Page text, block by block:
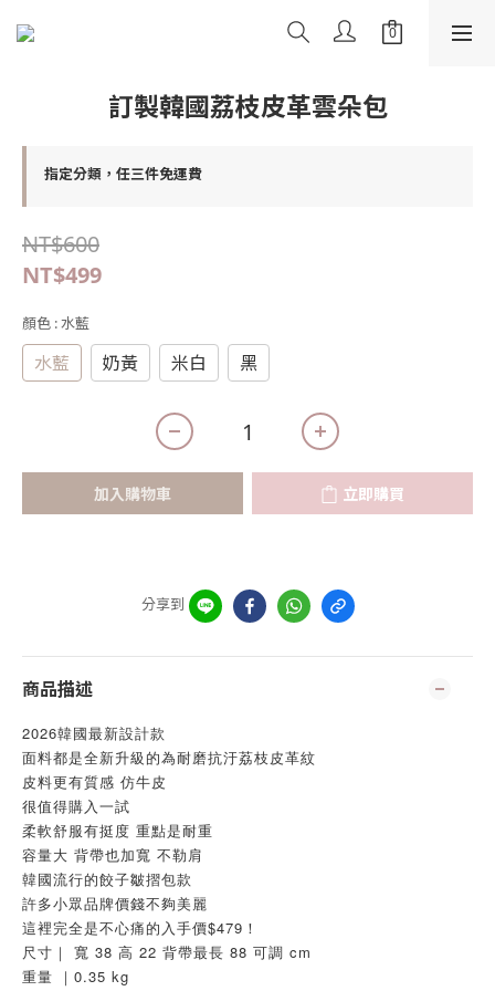
訂製韓國荔枝皮革雲朵包
指定分類，任三件免運費
NT$600
NT$499
顏色 : 水藍
水藍 奶黃 米白 黑
加入購物車 立即購買
分享到
商品描述
2026韓國最新設計款
面料都是全新升級的為耐磨抗汙荔枝皮革紋
皮料更有質感 仿牛皮
很值得購入一試
柔軟舒服有挺度 重點是耐重
容量大 背帶也加寬 不勒肩
韓國流行的餃子皺摺包款
許多小眾品牌價錢不夠美麗
這裡完全是不心痛的入手價$479！
尺寸｜ 寬 38 高 22 背帶最長 88 可調 cm
重量 ｜0.35 kg